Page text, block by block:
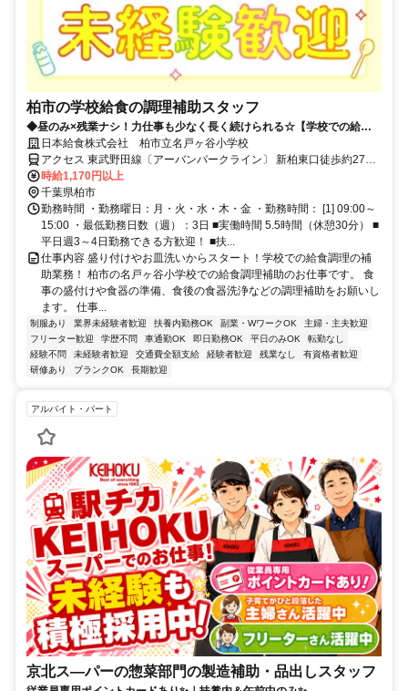
柏市の学校給食の調理補助スタッフ
◆昼のみ×残業ナシ！力仕事も少なく長く続けられる☆【学校での給食
調理補助】
日本給食株式会社 柏市立名戸ヶ谷小学校
アクセス 東武野田線〔アーバンパークライン〕 新柏東口徒歩約27
分、東武野田線〔アーバンパークライン〕 柏南口(東)徒歩約29分、Ｊ
Ｒ常磐線 柏南口(東)徒歩約29分 東武野田線/新柏駅より車7分
時給1,170円以上
千葉県柏市
勤務時間 ・勤務曜日：月・火・水・木・金 ・勤務時間： [1] 09:00～
15:00 ・最低勤務日数（週）：3日 ■実働時間 5.5時間（休憩30分） ■
平日週3～4日勤務できる方歓迎！ ■扶...
仕事内容 盛り付けやお皿洗いからスタート！学校での給食調理の補
助業務！ 柏市の名戸ヶ谷小学校での給食調理補助のお仕事です。 食
事の盛付けや食器の準備、食後の食器洗浄などの調理補助をお願いし
ます。 仕事...
制服あり 業界未経験者歓迎 扶養内勤務OK 副業・WワークOK
主婦・主夫歓迎
フリーター歓迎
学歴不問 車通勤OK 即日勤務OK 平日のみOK
転勤なし
経験不問
未経験者歓迎 交通費全額支給 経験者歓迎 残業なし
有資格者歓迎
研修あり
ブランクOK 長期歓迎
アルバイト・パート
京北ス―パーの惣菜部門の製造補助・品出しスタッフ